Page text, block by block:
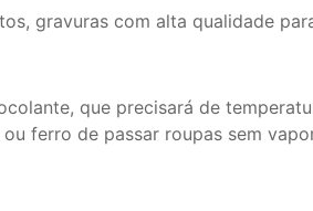
gravuras com alta qualidade
que precisará de
ferro de passar roupas sem